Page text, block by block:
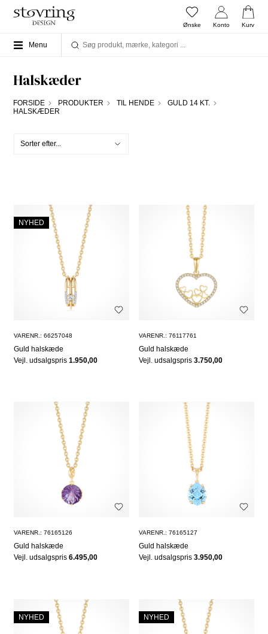
Ønske Konto Kurv
Menu
Halskæder
FORSIDE PRODUKTER TIL HENDE
GULD 14 KT.
HALSKÆDER
NYHED
VARENR.: 66257048
Guld halskæde
Vejl. udsalgspris 1.950,00
VARENR.: 76117761
Guld halskæde
Vejl. udsalgspris3.750,00
VARENR.: 76165126
Guld halskæde
Vejl. udsalgspris 6.495,00
VARENR.: 76165127
Guld halskæde
Vejl. udsalgspris3.950,00
NYHED NYHED